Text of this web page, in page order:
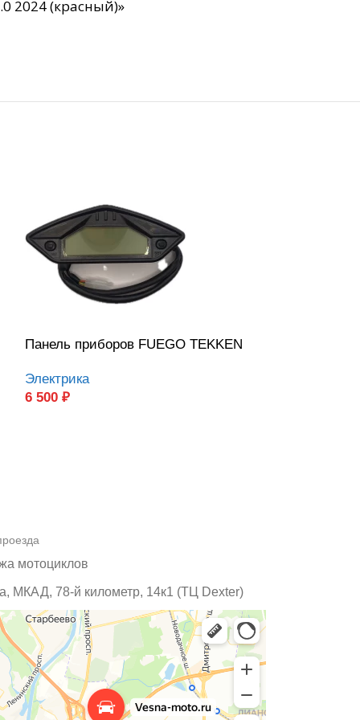
2024 (красный)»
Панель приборов FUEGO TEKKEN
Электрика
6 500 ₽
мотоциклов
МКАД, 78-й километр, 14к1 (ТЦ Dexter)